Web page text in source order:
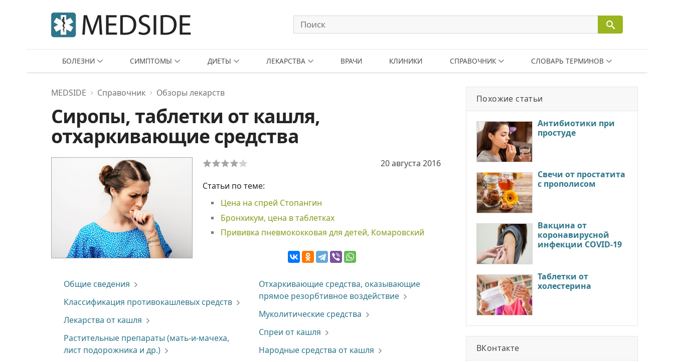
БОЛЕЗНИ СИМПТОМЫ ДИЕТЫ ЛЕКАРСТВА ВРАЧИ КЛИНИКИ СПРАВОЧНИК СЛОВАРЬ ТЕРМИНОВ
MEDSIDE Справочник Обзоры лекарств
Сиропы, таблетки от кашля,
отхаркивающие средства
20 августа 2016
Статьи по теме:
Цена на спрей Стопангин
Бронхикум, цена в таблетках
Прививка пневмококковая для детей, Комаровский
Общие сведения
Классификация противокашлевых средств
Лекарства от кашля
Растительные препараты (мать-и-мачеха,
лист подорожника и др.)
Отхаркивающие средства, оказывающие
прямое резорбтивное воздействие
Муколитические средства
Спреи от кашля
Народные средства от кашля
Похожие статьи
Антибиотики при
простуде
Свечи от простатита
с прополисом
Вакцина от
коронавирусной
инфекции COVID-19
Таблетки от
холестерина
ВКонтакте